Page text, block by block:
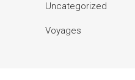
Uncategorized
Voyages